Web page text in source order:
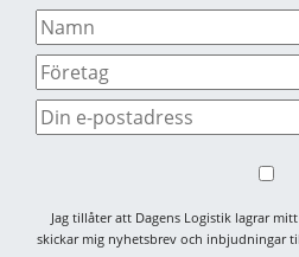
Jag tillåter att Dagens Logistik lagrar
skickar mig nyhetsbrev och inbjudningar